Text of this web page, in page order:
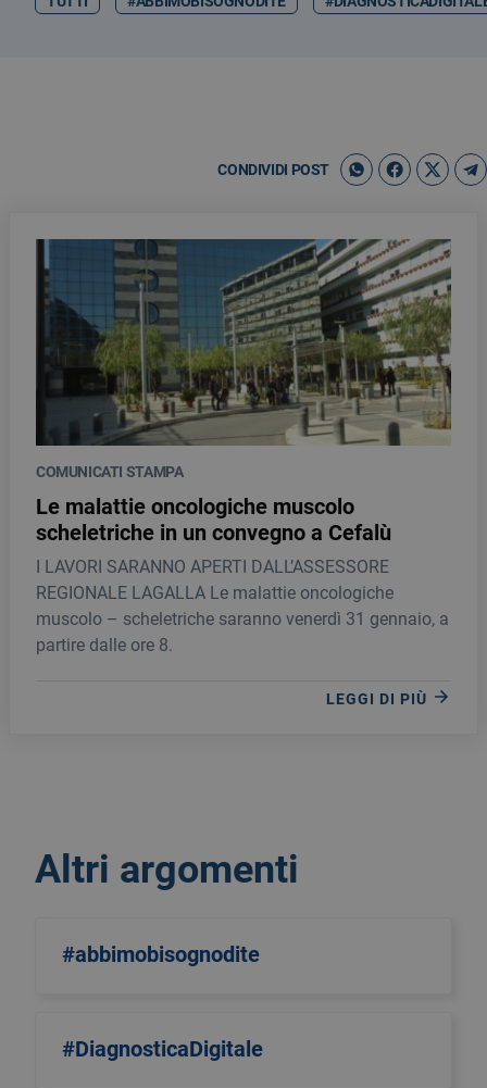
CONDIVIDI POST
COMUNICATI STAMPA
Le malattie oncologiche muscolo
scheletriche in un convegno a Cefalù
I LAVORI SARANNO APERTI DALL’ASSESSORE
REGIONALE LAGALLA Le malattie oncologiche
muscolo – scheletriche saranno venerdì 31 gennaio, a
partire dalle ore 8.
LEGGI DI PIÙ
Altri argomenti
#abbimobisognodite
#DiagnosticaDigitale